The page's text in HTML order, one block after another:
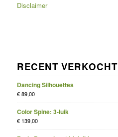
Disclaimer
RECENT VERKOCHT
Dancing Silhouettes
€89,00
Color Spine: 3-luik
€139,00